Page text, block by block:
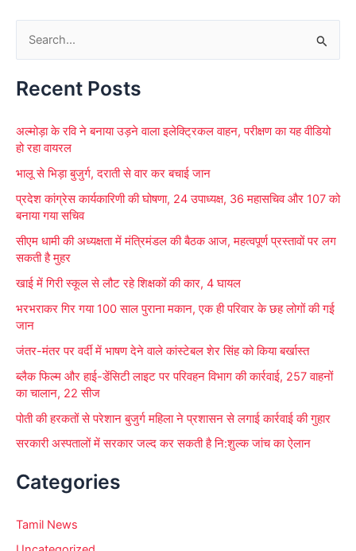
a
c
o
:
Recent Posts
अल्मोड़ा के रवि ने बनाया उड़ने वाला इलेक्ट्रिकल वाहन, परीक्षण का यह वीडियो
हो रहा वायरल
भालू से भिड़ा बुजुर्ग, दराती से वार कर बचाई जान
प्रदेश कांग्रेस कार्यकारिणी की घोषणा, 24 उपाध्यक्ष, 36 महासचिव और 107 को
बनाया गया सचिव
सीएम धामी की अध्यक्षता में मंत्रिमंडल की बैठक आज, महत्वपूर्ण प्रस्तावों पर लग
सकती है मुहर
खाई में गिरी स्कूल से लौट रहे शिक्षकों की कार, 4 घायल
भरभराकर गिर गया 100 साल पुराना मकान, एक ही परिवार के छह लोगों की गई
जान
जंतर-मंतर पर वर्दी में भाषण देने वाले कांस्टेबल शेर सिंह को किया बर्खास्त
ब्लैक फिल्म और हाई-डेंसिटी लाइट पर परिवहन विभाग की कार्रवाई, 257 वाहनों
का चालान, 22 सीज
पोती की हरकतों से परेशान बुजुर्ग महिला ने प्रशासन से लगाई कार्रवाई की गुहार
सरकारी अस्पतालों में सरकार जल्द कर सकती है नि:शुल्क जांच का ऐलान
Categories
Tamil News